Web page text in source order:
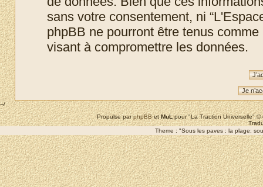
sans votre consentement, ni
phpBB ne pourront être tenus
visant à compromettre les données.
--/
Propulse parphpBBetMuLpour "La Traction Universelle"
Theme : "Sous les paves : la plage;